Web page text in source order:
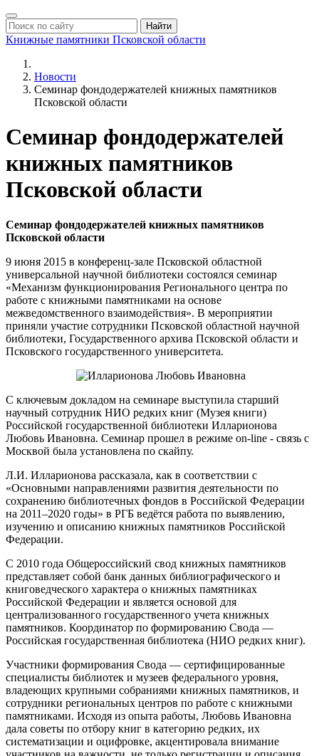
Найти
Книжные памятники Псковской области
Новости
Семинар фондодержателей книжных памятников
Псковской области
Семинар фондодержателей
книжных памятников
Псковской области
Семинар фондодержателей книжных памятников
Псковской области
9 июня 2015 в конференц-зале Псковской областной
универсальной научной библиотеки состоялся семинар
«Механизм функционирования Регионального центра по
работе с книжными памятниками на основе
межведомственного взаимодействия». В мероприятии
приняли участие сотрудники Псковской областной научной
библиотеки, Государственного архива Псковской области и
Псковского государственного университета.
С ключевым докладом на семинаре выступила старший
научный сотрудник НИО редких книг (Музея книги)
Российской государственной библиотеки Илларионова
Любовь Ивановна. Семинар прошел в режиме on-line - cвязь с
Москвой была установлена по скайпу.
Л.И. Илларионова рассказала, как в соответствии с
«Основными направлениями развития деятельности по
сохранению библиотечных фондов в Российской Федерации
на 2011–2020 годы» в РГБ ведётся работа по выявлению,
изучению и описанию книжных памятников Российской
Федерации.
С 2010 года Общероссийский свод книжных памятников
представляет собой банк данных библиографического и
книговедческого характера о книжных памятниках
Российской Федерации и является основой для
централизованного государственного учета книжных
памятников. Координатор по формированию Свода —
Российская государственная библиотека (НИО редких книг).
Участники формирования Свода — сертифицированные
специалисты библиотек и музеев федерального уровня,
владеющих крупными собраниями книжных памятников, и
сотрудники региональных центров по работе с книжными
памятниками. Исходя из опыта работы, Любовь Ивановна
дала советы по отбору книг в категорию редких, их
систематизации и оцифровке, акцентировала внимание